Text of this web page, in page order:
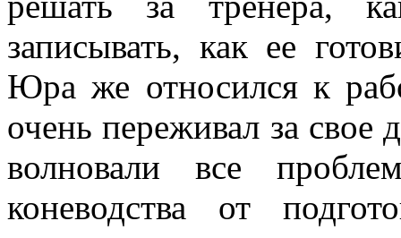
записывать, как ее
Юра же относился к
очень переживал за свое
волновали все
коневодства от